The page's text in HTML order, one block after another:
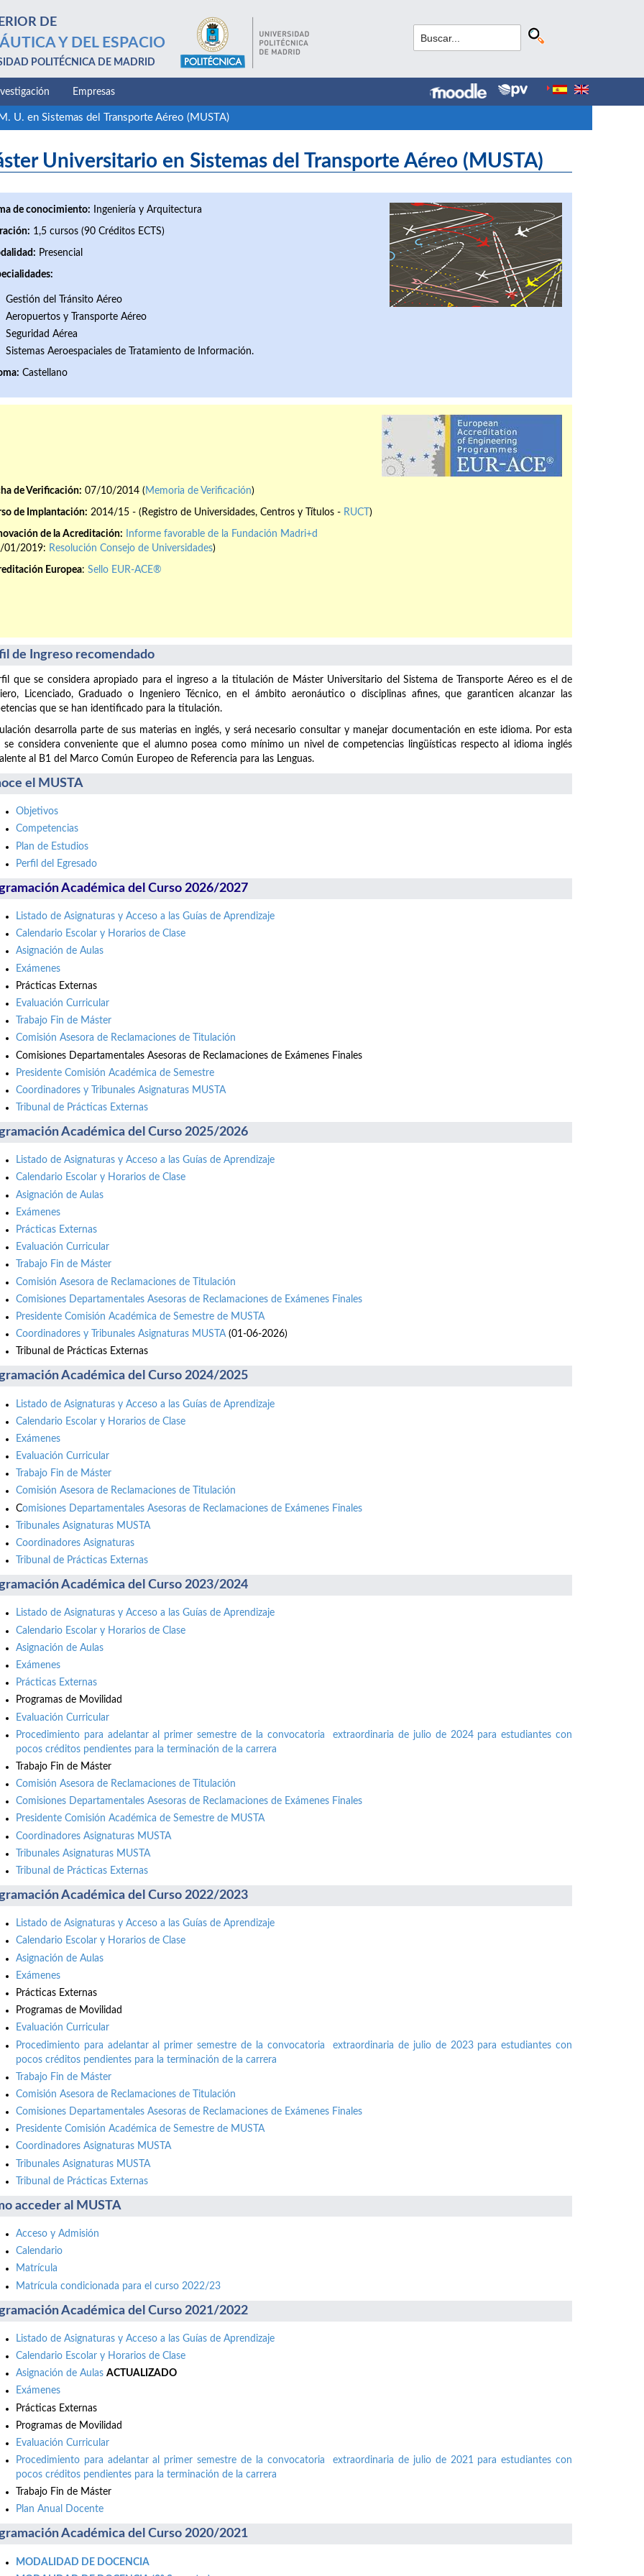
DE
Y DEL ESPACIO
POLITÉCNICA DE MADRID
Empresas
U. en Sistemas del Transporte Aéreo (MUSTA)
Universitario en Sistemas del Transporte Aéreo (MUSTA)
de conocimiento: Ingeniería y Arquitectura
1,5 cursos (90 Créditos ECTS)
Presencial
Gestión del Tránsito Aéreo
Aeropuertos y Transporte Aéreo
Seguridad Aérea
Sistemas Aeroespaciales de Tratamiento de Información.
Castellano
de Verificación: 07/10/2014 ( Memoria de Verificación)
de Implantación: 2014/15 - (Registro de Universidades, Centros y Títulos - RUCT )
de la Acreditación:
Informe favorable de la Fundación Madri+d
01/2019: Resolución Consejo de Universidades)
Europea: Sello EUR-ACE®
de Ingreso recomendado
que se considera apropiado para el ingreso a la titulación de Máster Universitario del Sistema de Transporte Aéreo es el de
Licenciado, Graduado o Ingeniero Técnico, en el ámbito aeronáutico o disciplinas afines, que garanticen alcanzar las
que se han identificado para la titulación.
desarrolla parte de sus materias en inglés, y será necesario consultar y manejar documentación en este idioma. Por esta
se considera conveniente que el alumno posea como mínimo un nivel de competencias lingüísticas respecto al idioma inglés
al B1 del Marco Común Europeo de Referencia para las Lenguas.
el MUSTA
Objetivos
Competencias
Plan de Estudios
Perfil del Egresado
Académica del Curso 2026/2027
Listado de Asignaturas y Acceso a las Guías de Aprendizaje
Calendario Escolar y Horarios de Clase
Asignación de Aulas
Exámenes
Prácticas Externas
Evaluación Curricular
Trabajo Fin de Máster
Comisión Asesora de Reclamaciones de Titulación
Comisiones Departamentales Asesoras de Reclamaciones de Exámenes Finales
Presidente Comisión Académica de Semestre
Coordinadores y Tribunales Asignaturas MUSTA
Tribunal de Prácticas Externas
Académica del Curso 2025/2026
Listado de Asignaturas y Acceso a las Guías de Aprendizaje
Calendario Escolar y Horarios de Clase
Asignación de Aulas
Exámenes
Prácticas Externas
Evaluación Curricular
Trabajo Fin de Máster
Comisión Asesora de Reclamaciones de Titulación
Comisiones Departamentales Asesoras de Reclamaciones de Exámenes Finales
Presidente Comisión Académica de Semestre de MUSTA
Coordinadores y Tribunales Asignaturas MUSTA(01-06-2026)
Tribunal de Prácticas Externas
Académica del Curso 2024/2025
Listado de Asignaturas y Acceso a las Guías de Aprendizaje
Calendario Escolar y Horarios de Clase
Exámenes
Evaluación Curricular
Trabajo Fin de Máster
Comisión Asesora de Reclamaciones de Titulación
Comisiones Departamentales Asesoras de Reclamaciones de Exámenes Finales
Tribunales Asignaturas MUSTA
Coordinadores Asignaturas
Tribunal de Prácticas Externas
Académica del Curso 2023/2024
Listado de Asignaturas y Acceso a las Guías de Aprendizaje
Calendario Escolar y Horarios de Clase
Asignación de Aulas
Exámenes
Prácticas Externas
Programas de Movilidad
Evaluación Curricular
Procedimiento para adelantar al primer semestre de la convocatoria extraordinaria de julio de 2024 para estudiantes con
pocos créditos pendientes para la terminación de la carrera
Trabajo Fin de Máster
Comisión Asesora de Reclamaciones de Titulación
Comisiones Departamentales Asesoras de Reclamaciones de Exámenes Finales
Presidente Comisión Académica de Semestre de MUSTA
Coordinadores Asignaturas MUSTA
Tribunales Asignaturas MUSTA
Tribunal de Prácticas Externas
Académica del Curso 2022/2023
Listado de Asignaturas y Acceso a las Guías de Aprendizaje
Calendario Escolar y Horarios de Clase
Asignación de Aulas
Exámenes
Prácticas Externas
Programas de Movilidad
Evaluación Curricular
Procedimiento para adelantar al primer semestre de la convocatoria extraordinaria de julio de 2023 para estudiantes con
pocos créditos pendientes para la terminación de la carrera
Trabajo Fin de Máster
Comisión Asesora de Reclamaciones de Titulación
Comisiones Departamentales Asesoras de Reclamaciones de Exámenes Finales
Presidente Comisión Académica de Semestre de MUSTA
Coordinadores Asignaturas MUSTA
Tribunales Asignaturas MUSTA
Tribunal de Prácticas Externas
acceder al MUSTA
Acceso y Admisión
Calendario
Matrícula
Matrícula condicionada para el curso 2022/23
Académica del Curso 2021/2022
Listado de Asignaturas y Acceso a las Guías de Aprendizaje
Calendario Escolar y Horarios de Clase
Asignación de Aulas ACTUALIZADO
Exámenes
Prácticas Externas
Programas de Movilidad
Evaluación Curricular
Procedimiento para adelantar al primer semestre de la convocatoria extraordinaria de julio de 2021 para estudiantes con
pocos créditos pendientes para la terminación de la carrera
Trabajo Fin de Máster
Plan Anual Docente
Académica del Curso 2020/2021
MODALIDAD DE DOCENCIA